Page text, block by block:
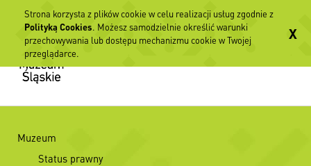
Muzeum
Status prawny
Strona korzysta z plików cookie w celu realizacji usług zgodnie z
Polityką Cookies. Możesz samodzielnie określić warunki
przechowywania lub dostępu mechanizmu cookie w Twojej
przeglądarce.
X